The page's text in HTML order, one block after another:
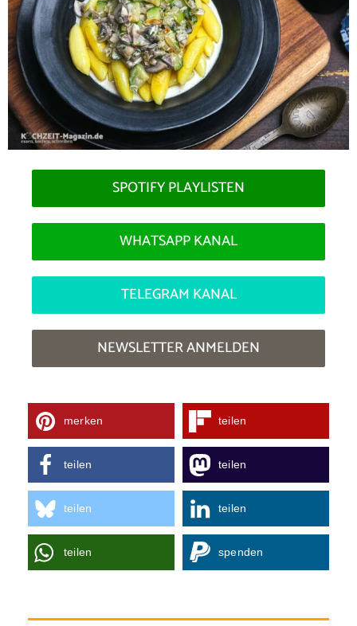
SPOTIFY PLAYLISTEN
WHATSAPP KANAL
TELEGRAM KANAL
NEWSLETTER ANMELDEN
merken teilen
teilen teilen
teilen teilen
teilen spenden